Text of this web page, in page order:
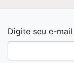
Digite seu e-mail